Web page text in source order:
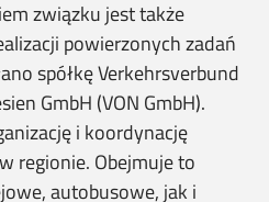
związku jest także
powierzonych zadań
spółkę Verkehrsverbund
GmbH (VON GmbH).
i koordynację
regionie. Obejmuje to
autobusowe, jak i